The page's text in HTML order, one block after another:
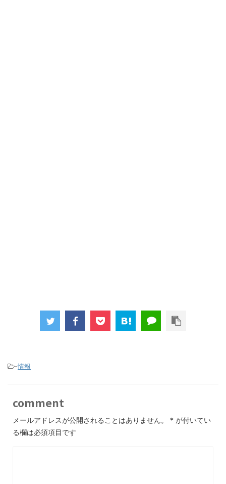
-情報
comment
メールアドレスが公開されることはありません。 * が付いてい
る欄は必須項目です